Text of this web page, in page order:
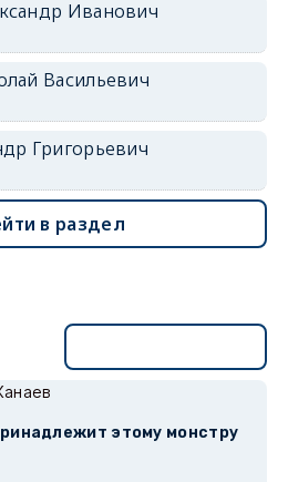
Иванович
Васильевич
Григорьевич
в раздел
этому монстру